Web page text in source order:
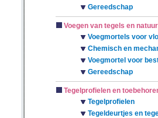
Gereedschap
Voegen van tegels en
Voegmortels voor
Chemisch en
Voegmortel voor
Gereedschap
Tegelprofielen en
Tegelprofielen
Tegeldeurtjes en